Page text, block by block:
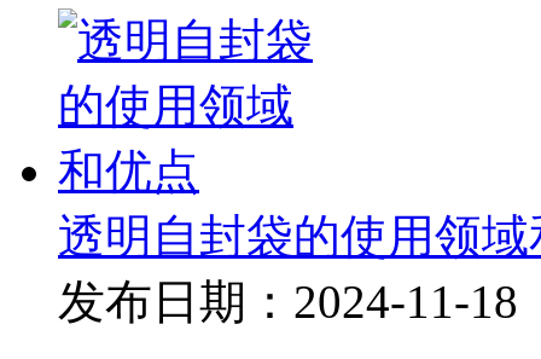
透明自封袋的使用领
发布日期：2024-11-18